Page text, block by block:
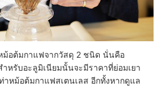
อต้มกาแฟจากวัสดุ 2 ชนิด นั่นคือ
หรับอะลูมิเนียมนั้นจะมีราคาที่ย่อมเยา
าหม้อต้มกาแฟสเตนเลส อีกทั้งหากดูแล